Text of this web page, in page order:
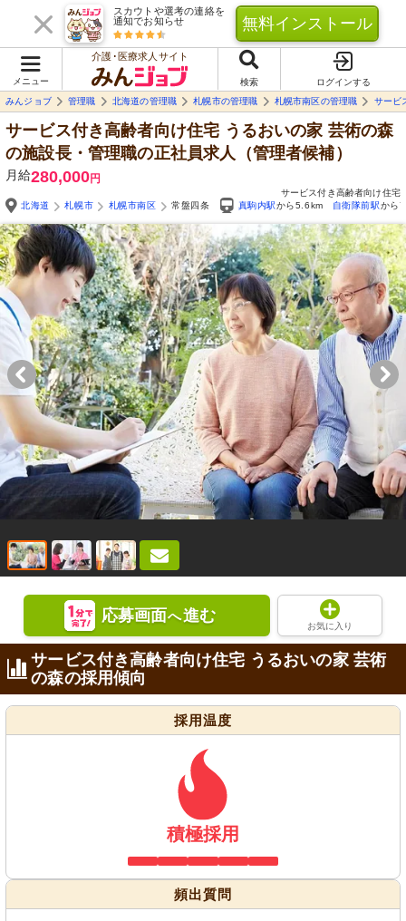
スカウトや選考の連絡を
通知でお知らせ
無料インストール
メニュー
介護･医療求人サイト
検索
ログインする
みんジョブ
管理職 北海道の管理職 札幌市の管理職 札幌市南区の管理職 サービ
サービス付き高齢者向け住宅 うるおいの家 芸術の森
の施設長・管理職の正社員求人（管理者候補）
月給280,000円
サービス付き高齢者向け住宅
北海道
札幌市 札幌市南区 常盤四条 真駒内駅から5.6km 自衛隊前駅から
応募画面へ進む
お気に入り
サービス付き高齢者向け住宅 うるおいの家 芸術
の森の採用傾向
採用温度
積極採用
頻出質問